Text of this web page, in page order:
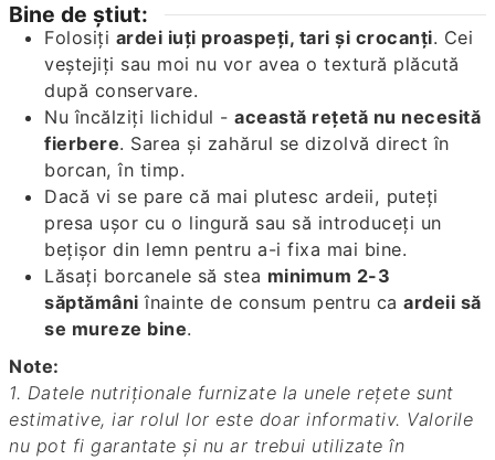
Bine de știut:
Folosiți ardei iuți proaspeți, tari și crocanți. Cei
veștejiți sau moi nu vor avea o textură plăcută
după conservare.
Nu încălziți lichidul -această rețetă nu necesită
fierbere. Sarea și zahărul se dizolvă direct în
borcan, în timp.
Dacă vi se pare că mai plutesc ardeii, puteți
presa ușor cu o lingură sau să introduceți un
bețișor din lemn pentru a-i fixa mai bine.
Lăsați borcanele să stea minimum 2-3
săptămâni înainte de consum pentru caardeii să
se mureze bine.
Note:
1. Datele nutriționale furnizate la unele rețete sunt
estimative, iar rolul lor este doar informativ. Valorile
nu pot fi garantate și nu ar trebui utilizate în